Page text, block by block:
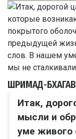
ШРИМАД-
Итак,
мысли и
уме живого